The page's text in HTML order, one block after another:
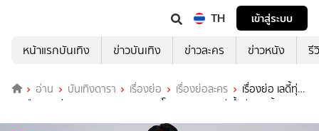
TH
เข้าสู่ระบบ
หน้าแรกบันเทิง
ข่าวบันเทิง ข่าวละคร ข่าวหนัง รี
อ่าน บันเทิงดารา เรื่องย่อ เรื่องย่อละคร
เรื่องย่อ เลดี้ทุ่ง
กระบือบาล ช่อง7HD (ตอนแรก) ละครโรแมนติกคอเมดี น้ำดี ชวนยิ้ม